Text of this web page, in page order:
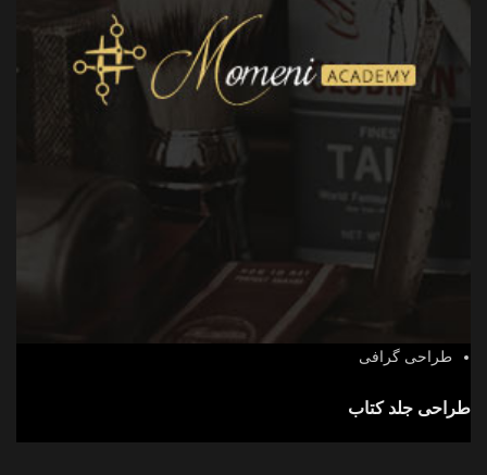
طراحی گرافی
طراحی جلد کتاب